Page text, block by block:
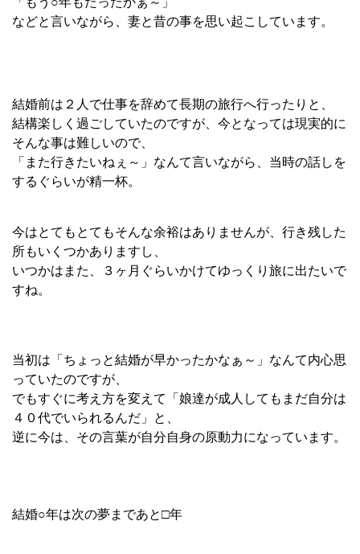
などと言いながら、妻と昔の事を思い起こしています。
結婚前は２人で仕事を辞めて長期の旅行へ行ったりと、
結構楽しく過ごしていたのですが、今となっては現実的に
そんな事は難しいので、
「また行きたいねぇ～」なんて言いながら、当時の話しを
するぐらいが精一杯。
今はとてもとてもそんな余裕はありませんが、行き残した
所もいくつかありますし、
いつかはまた、３ヶ月ぐらいかけてゆっくり旅に出たいで
すね。
当初は「ちょっと結婚が早かったかなぁ～」なんて内心思
っていたのですが、
でもすぐに考え方を変えて「娘達が成人してもまだ自分は
４０代でいられるんだ」と、
逆に今は、その言葉が自分自身の原動力になっています。
結婚○年は次の夢まであと□年